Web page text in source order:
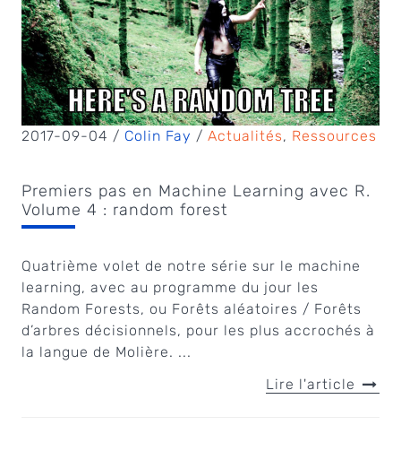
2017-09-04 / Colin Fay / Actualités, Ressources
Premiers pas en Machine Learning avec R.
Volume 4 : random forest
Quatrième volet de notre série sur le machine
learning, avec au programme du jour les
Random Forests, ou Forêts aléatoires / Forêts
d’arbres décisionnels, pour les plus accrochés à
la langue de Molière. ...
Lire l'article